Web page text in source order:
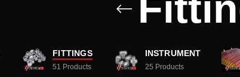
FITTINGS
51 Products
INSTRUMENT
25 Products